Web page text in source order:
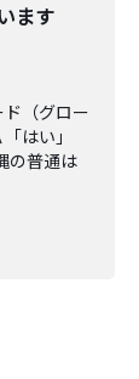
ます
（グロー
「はい」
の普通は